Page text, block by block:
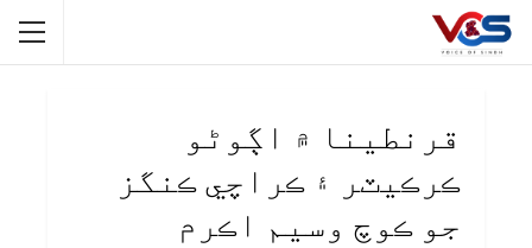
قرنطينا ۾ اڳوڻو
ڪرڪيٽر ۽ ڪراچي ڪنگز
جو ڪوچ وسيم اڪرم